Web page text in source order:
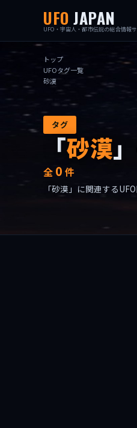
UFO JAPAN
UFO・宇宙人・都市伝説の総合情報
トップ
UFOタグ一覧
砂漠
タグ
「砂漠
全 0 件
「砂漠」に関連する